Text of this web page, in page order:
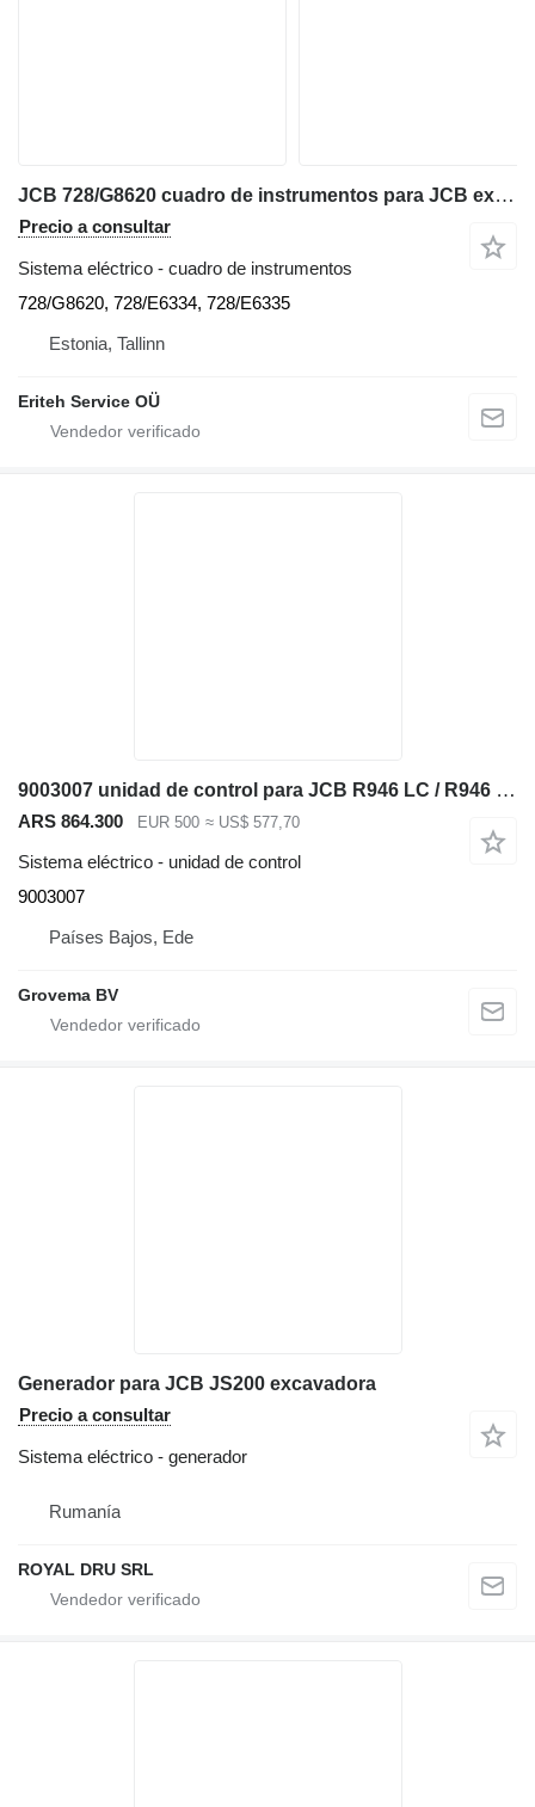
JCB 728/G8620 cuadro de instrumentos para JCB excavadora
Precio a consultar
Sistema eléctrico - cuadro de instrumentos
728/G8620, 728/E6334, 728/E6335
Estonia, Tallinn
Eriteh Service OÜ
9003007 unidad de control para JCB R946 LC / R946 NLC / R924 COMPACT / R926 LC / R926 NLC excavadora
ARS 864.300 EUR 500 ≈ US$ 577,70
Sistema eléctrico - unidad de control
9003007
Países Bajos, Ede
Grovema BV
Generador para JCB JS200 excavadora
Precio a consultar
Sistema eléctrico - generador
Rumanía
ROYAL DRU SRL